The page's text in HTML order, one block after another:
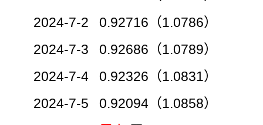
2024-7-2 0.92716（1.0786）
2024-7-3 0.92686（1.0789）
2024-7-4 0.92326（1.0831）
2024-7-5 0.92094（1.0858）